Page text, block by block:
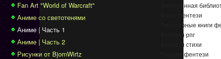
Fan Art "World of Warcraft"
Аниме со светотенями
Аниме | Часть 1
Аниме | Часть 2
Рисунки от BjornWirtz
Электронная
Фоны фентези
Популярные книги
Фентези рпг
Фентези стихи
Рыцари фентези